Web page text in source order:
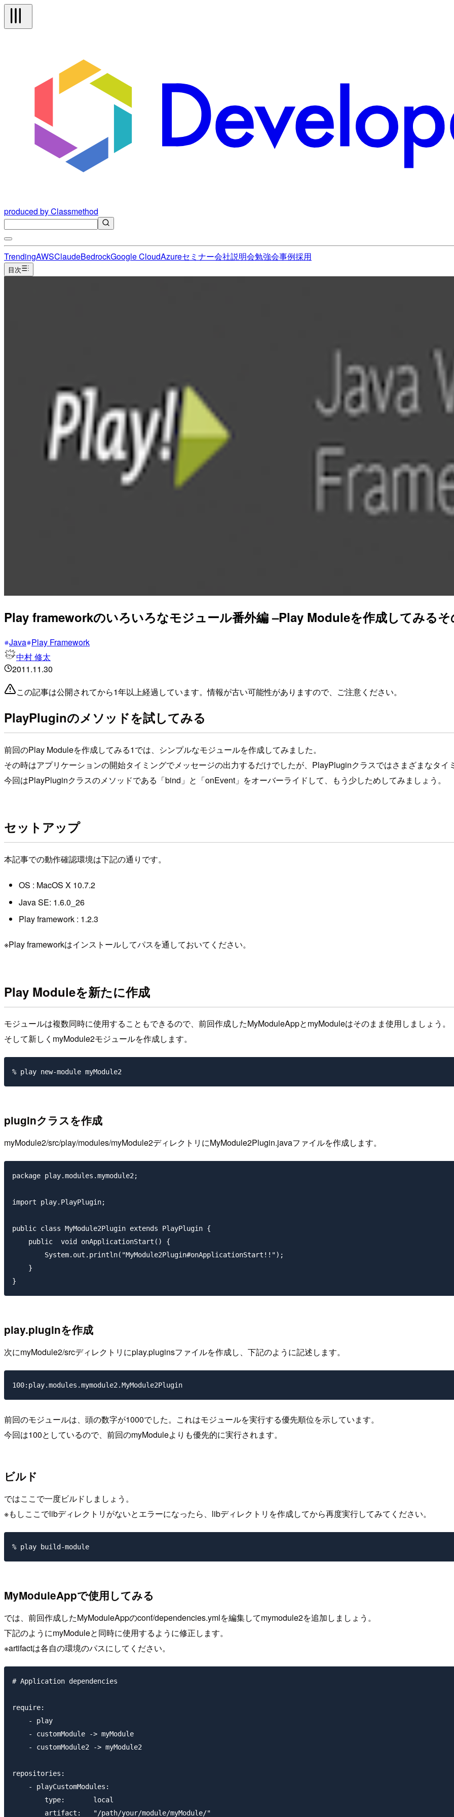
produced by Classmethod
TrendingAWSClaudeBedrockGoogle CloudAzureセミナー会社説明会勉強会事例採用
目次
Play frameworkのいろいろなモジュール番外編 –Play Moduleを作成してみるそ
Java Play Framework
中村 修太
2011.11.30
この記事は公開されてから1年以上経過しています。情報が古い可能性がありますので、ご注意ください。
PlayPluginのメソッドを試してみる
前回のPlay Moduleを作成してみる1では、シンプルなモジュールを作成してみました。
その時はアプリケーションの開始タイミングでメッセージの出力するだけでしたが、PlayPluginクラスではさまざまなタ
今回はPlayPluginクラスのメソッドである「bind」と「onEvent」をオーバーライドして、もう少しためしてみましょう。
セットアップ
本記事での動作確認環境は下記の通りです。
OS : MacOS X 10.7.2
Java SE: 1.6.0_26
Play framework : 1.2.3
※Play frameworkはインストールしてパスを通しておいてください。
Play Moduleを新たに作成
モジュールは複数同時に使用することもできるので、前回作成したMyModuleAppとmyModuleはそのまま使用しましょう。
そして新しくmyModule2モジュールを作成します。
pluginクラスを作成
myModule2/src/play/modules/myModule2ディレクトリにMyModule2Plugin.javaファイルを作成します。
package play.modules.mymodule2;
import play.PlayPlugin;
public class MyModule2Plugin extends PlayPlugin {
    public  void onApplicationStart() {
        System.out.println("MyModule2Plugin#onApplicationStart!!");
    }
play.pluginを作成
次にmyModule2/srcディレクトリにplay.pluginsファイルを作成し、下記のように記述します。
前回のモジュールは、頭の数字が1000でした。これはモジュールを実行する優先順位を示しています。
今回は100としているので、前回のmyModuleよりも優先的に実行されます。
ビルド
ではここで一度ビルドしましょう。
※もしここでlibディレクトリがないとエラーになったら、libディレクトリを作成してから再度実行してみてください。
MyModuleAppで使用してみる
では、前回作成したMyModuleAppのconf/dependencies.ymlを編集してmymodule2を追加しましょう。
下記のようにmyModuleと同時に使用するように修正します。
※artifactは各自の環境のパスにしてください。
# Application dependencies
require:
    - play
    - customModule -> myModule
    - customModule2 -> myModule2
repositories:
    - playCustomModules:
        type:       local
        artifact:   "/path/your/module/myModule/"